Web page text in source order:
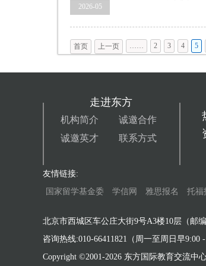
2026-05
5
4
3
2
……
上一页
首页
走进东方
机构简介
诚邀合作
诚邀英才
联系方式
友情链接:
国家留学基金委
学信网 雅思报名 托福
北京市西城区车公庄大街9号A3楼10层（邮编
咨询热线:010-66411821（周一至周日早9:00 -
Copyright ©2001-2026 东方国际教育交流中